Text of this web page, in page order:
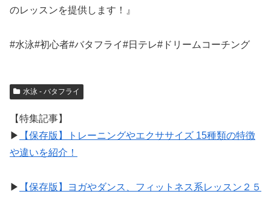
のレッスンを提供します！』
#水泳#初心者#バタフライ#日テレ#ドリームコーチング
水泳 - バタフライ
【特集記事】
▶︎
【保存版】トレーニングやエクササイズ 15種類の特徴
や違いを紹介！
▶︎ 【保存版】ヨガやダンス、フィットネス系レッスン２５